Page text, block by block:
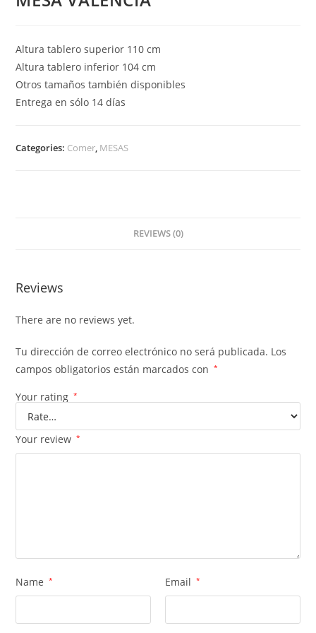
Altura tablero superior 110 cm
Altura tablero inferior 104 cm
Otros tamaños también disponibles
Entrega en sólo 14 días
Categories: Comer, MESAS
REVIEWS (0)
Reviews
There are no reviews yet.
Tu dirección de correo electrónico no será publicada. Los
campos obligatorios están marcados con
*
Your rating *
Your review *
Name * Email *